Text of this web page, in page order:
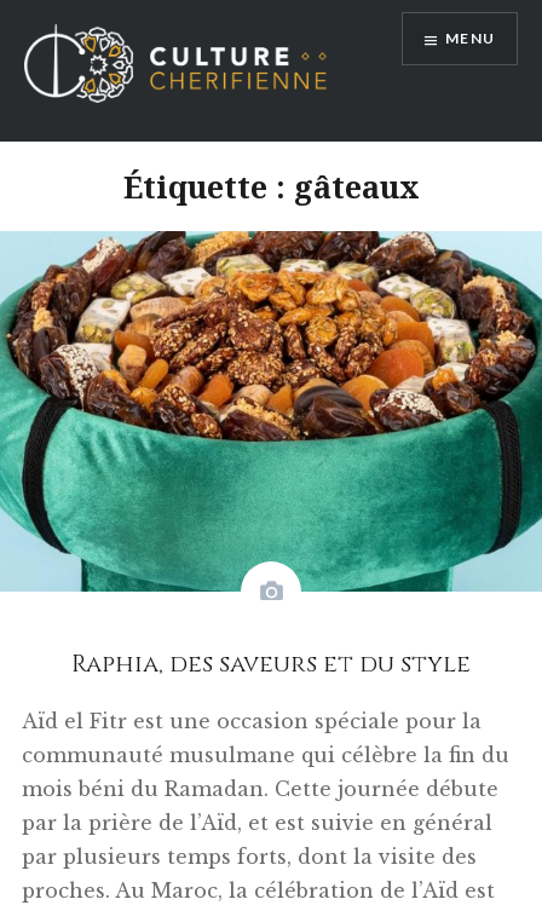
contenu
MENU
Étiquette : gâteaux
Raphia, des saveurs et du style
Aïd el Fitr est une occasion spéciale pour la
communauté musulmane qui célèbre la fin du
mois béni du Ramadan. Cette journée débute
par la prière de l’Aïd, et est suivie en général
par plusieurs temps forts, dont la visite des
proches. Au Maroc, la célébration de l’Aïd est